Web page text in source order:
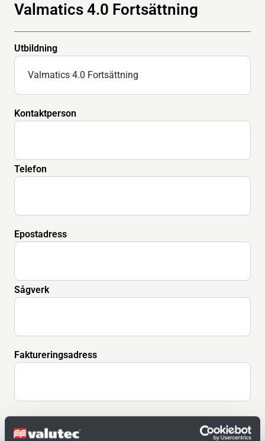
Valmatics 4.0 Fortsättning
Utbildning
Kontaktperson
Telefon
Epostadress
Sågverk
Faktureringsadress